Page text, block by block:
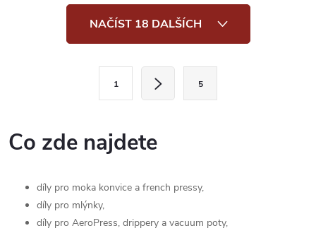
d
a
NAČÍST 18 DALŠÍCH
á
n
1 5
Co zde najdete
díly pro moka konvice a french pressy,
díly pro mlýnky,
díly pro AeroPress, drippery a vacuum poty,